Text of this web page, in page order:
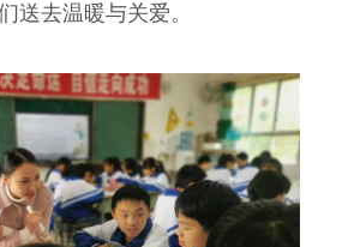
送去温暖与关爱。